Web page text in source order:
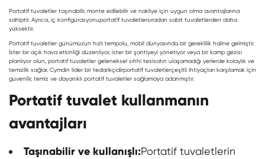
Portatif tuvaletler taşınabilir, monte edilebilir ve nakliye için uygun olma avantajlarına
sahiptir. Ayrıca, iç konfigürasyonuportati̇f tuvaletlersıradan sabit tuvaletlerden daha
yüksektir.
Portatif tuvaletler günümüzün hızlı tempolu, mobil dünyasında bir gereklilik haline gelmiştir.
İster bir açık hava etkinliği düzenliyor, ister bir şantiyeyi yönetiyor veya bir kamp gezisi
planlıyor olun, portatif tuvaletler geleneksel sıhhi tesisatın ulaşamadığı yerlerde kolaylık ve
temizlik sağlar. Cymdin lider bir tedarikçidirportati̇f tuvaletlerçeşitli ihtiyaçları karşılamak için
güvenilir, temiz ve dayanıklı portatif tuvaletler sağlamaya adanmıştır.
Portatif tuvalet kullanmanın
avantajları
Taşınabilir ve kullanışlı:Portatif tuvaletlerin